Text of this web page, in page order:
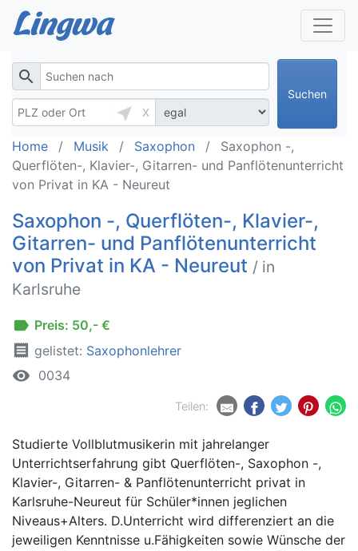
search
near_me
X
Suchen
Home Musik Saxophon
Saxophon -,
Querflöten-, Klavier-, Gitarren- und Panflötenunterricht
von Privat in KA - Neureut
Saxophon -, Querflöten-, Klavier-,
Gitarren- und Panflötenunterricht
von Privat in KA - Neureut / in
Karlsruhe
label Preis: 50,- €
receipt gelistet: Saxophonlehrer
remove_red_eye 0034
Teilen:
Studierte ​Vollblutmusikerin mit jahrelanger
Unterrichtserfahrung gibt Querflöten-, Saxophon -,
Klavier-, Gitarren- & Panflötenunterricht privat in
Karlsruhe-Neureut für Schüler*innen jeglichen
Niveaus+Alters. D.Unterricht wird differenziert an die
jeweiligen Kenntnisse u.Fähigkeiten sowie Wünsche der